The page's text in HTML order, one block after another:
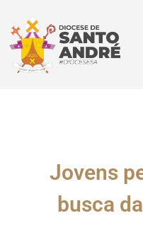
Jovens
busca